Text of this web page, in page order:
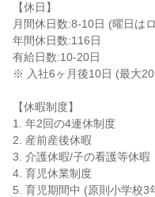
【休日】
月間休日数:8-10日 (曜日は
年間休日数:116日
有給日数:10-20日
※ 入社6ヶ月後10日 (最大
【休暇制度】
1. 年2回の4連休制度
2. 産前産後休暇
3. 介護休暇/子の看護等休暇
4. 育児休業制度
5. 育児期間中 (原則小学校3